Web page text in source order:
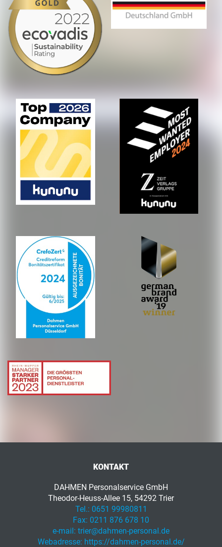
KONTAKT
DAHMEN Personalservice GmbH
Theodor-Heuss-Allee 15, 54292 Trier
Tel.: 0651 99980811
Fax: 0211 876 678 10
e-mail: trier@dahmen-personal.de
Webadresse: https://dahmen-personal.de/